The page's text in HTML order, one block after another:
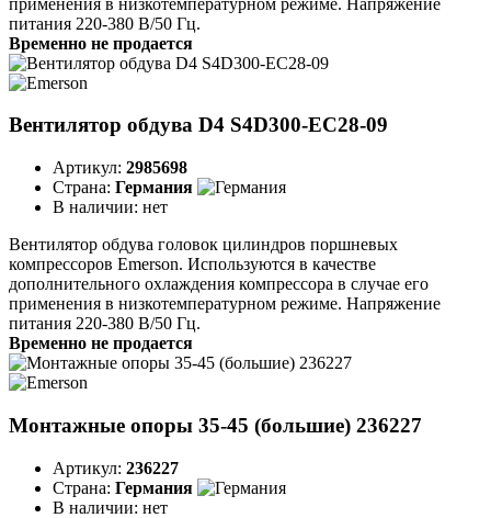
питания 220-380 В/50 Гц.
Временно не продается
Вентилятор обдува D4 S4D300-EC28-09
Артикул: 2985698
Страна: Германия
В наличии: нет
Вентилятор обдува головок цилиндров поршневых
компрессоров Emerson. Используются в качестве
дополнительного охлаждения компрессора в случае его
применения в низкотемпературном режиме. Напряжение
питания 220-380 В/50 Гц.
Временно не продается
Монтажные опоры 35-45 (большие) 236227
Артикул: 236227
Страна: Германия
В наличии: нет